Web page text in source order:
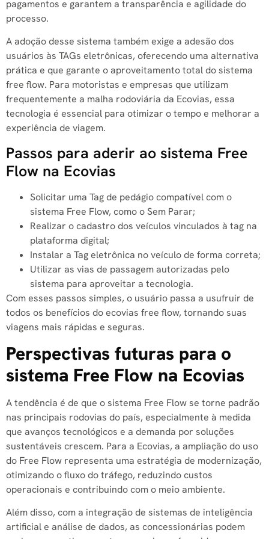
pagamentos e garantem a transparência e agilidade do
processo.
A adoção desse sistema também exige a adesão dos
usuários às TAGs eletrônicas, oferecendo uma alternativa
prática e que garante o aproveitamento total do sistema
free flow. Para motoristas e empresas que utilizam
frequentemente a malha rodoviária da Ecovias, essa
tecnologia é essencial para otimizar o tempo e melhorar a
experiência de viagem.
Passos para aderir ao sistema Free
Flow na Ecovias
Solicitar uma Tag de pedágio compatível com o
sistema Free Flow, como o Sem Parar;
Realizar o cadastro dos veículos vinculados à tag na
plataforma digital;
Instalar a Tag eletrônica no veículo de forma correta;
Utilizar as vias de passagem autorizadas pelo
sistema para aproveitar a tecnologia.
Com esses passos simples, o usuário passa a usufruir de
todos os benefícios do ecovias free flow, tornando suas
viagens mais rápidas e seguras.
Perspectivas futuras para o
sistema Free Flow na Ecovias
A tendência é de que o sistema Free Flow se torne padrão
nas principais rodovias do país, especialmente à medida
que avanços tecnológicos e a demanda por soluções
sustentáveis crescem. Para a Ecovias, a ampliação do uso
do Free Flow representa uma estratégia de modernização,
otimizando o fluxo do tráfego, reduzindo custos
operacionais e contribuindo com o meio ambiente.
Além disso, com a integração de sistemas de inteligência
artificial e análise de dados, as concessionárias podem